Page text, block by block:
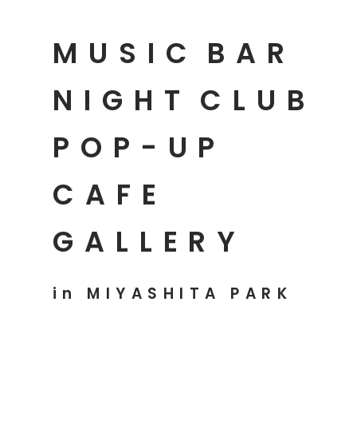
NIGHT CLUB
MUSIC BAR
POP-UP
CAFE
GALLERY
in MIYASHITA PARK